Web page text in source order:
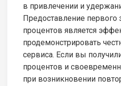
в привлечении и
Предоставление первого
процентов является
продемонстрировать
сервиса. Если вы
процентов и
при возникновении